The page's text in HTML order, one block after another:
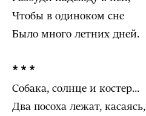
Чтобы в одиноком сне
Было много летних дней.
* * *
Собака, солнце и костер...
Два посоха лежат, касаясь,